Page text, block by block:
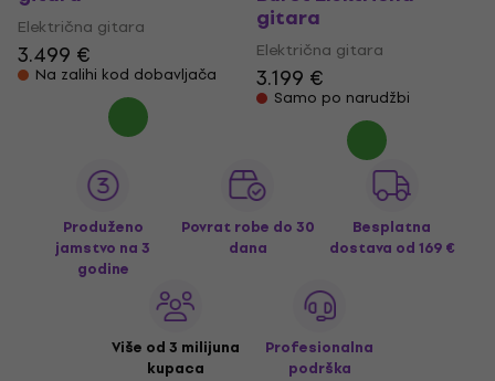
Električna gitara
3.499 €
Na zalihi kod dobavljača
gitara
Električna gitara
3.199 €
Samo po narudžbi
Produženo
jamstvo na 3
godine
Povrat robe do 30
dana
Besplatna
dostava od 169 €
Više od 3 milijuna
kupaca
Profesionalna
podrška